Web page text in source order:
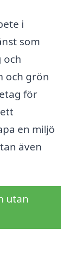
i
som
och
och grön
för
en miljö
även
utan